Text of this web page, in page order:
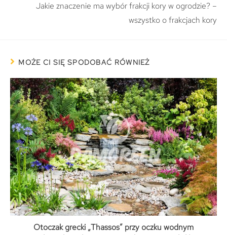
Jakie znaczenie ma wybór frakcji kory w ogrodzie? –
wszystko o frakcjach kory
MOŻE CI SIĘ SPODOBAĆ RÓWNIEŻ
Otoczak grecki „Thassos” przy oczku wodnym